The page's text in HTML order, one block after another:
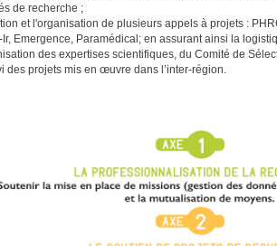
de recherche ;
et l'organisation de plusieurs appels à projets :
Ir, Emergence, Paramédical; en assurant ainsi la
des expertises scientifiques, du Comité de
des projets mis en œuvre dans l’inter-région.